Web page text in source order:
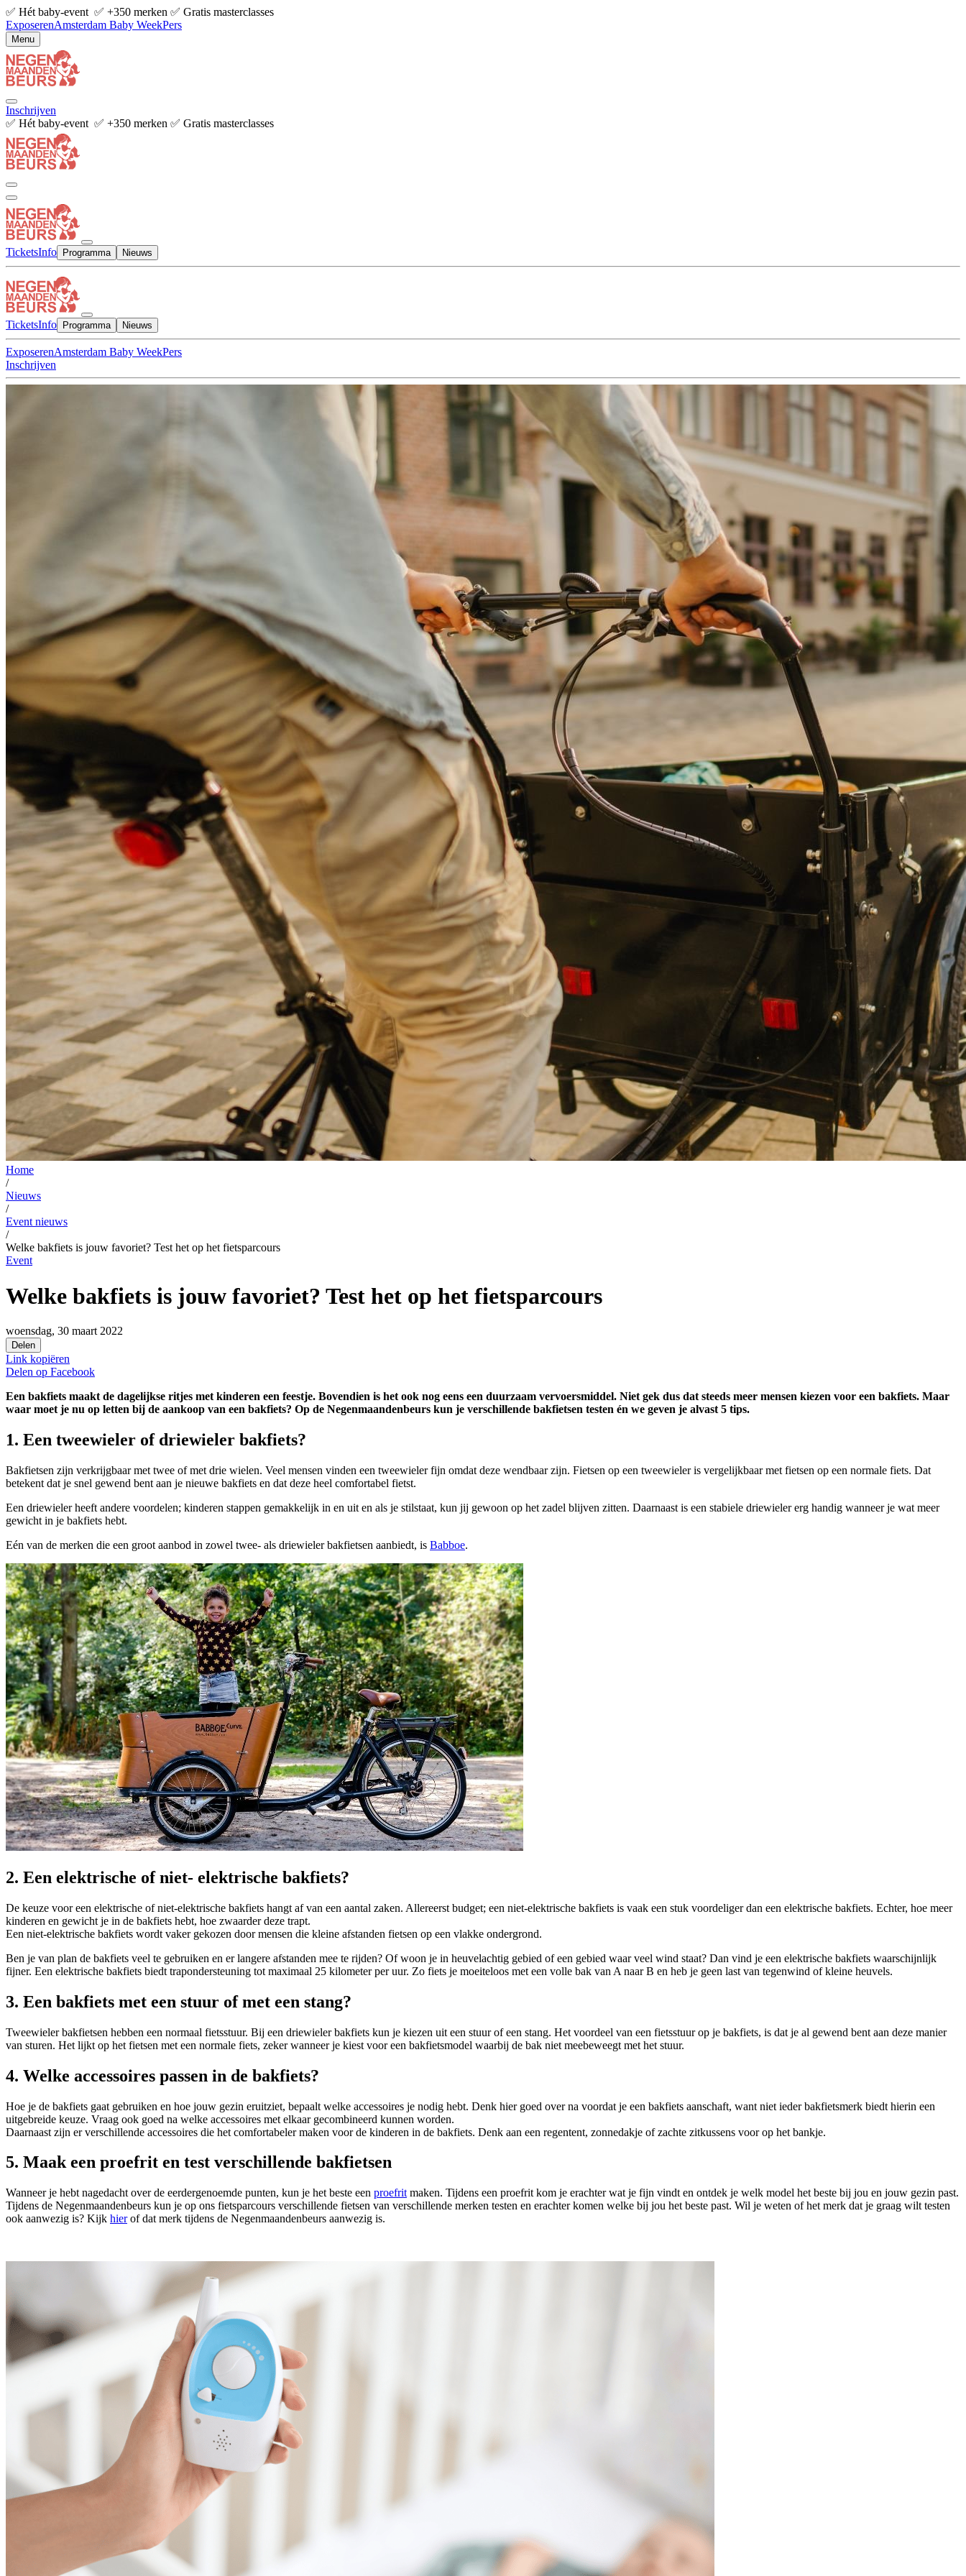
✅ Hét baby-event ✅ +350 merken ✅ Gratis masterclasses
ExposerenAmsterdam Baby WeekPers
Menu
Inschrijven
✅ Hét baby-event ✅ +350 merken ✅ Gratis masterclasses
TicketsInfo Programma Nieuws
TicketsInfo Programma Nieuws
ExposerenAmsterdam Baby WeekPers
Inschrijven
Home
/
Nieuws
/
Event nieuws
/
Welke bakfiets is jouw favoriet? Test het op het fietsparcours
Event
Welke bakfiets is jouw favoriet? Test het op het fietsparcours
woensdag, 30 maart 2022
Delen
Link kopiëren
Delen op Facebook
Een bakfiets maakt de dagelijkse ritjes met kinderen een feestje. Bovendien is het ook nog eens een duurzaam vervoersmiddel. Niet gek dus dat steeds meer mensen kiezen voor een bakfiets. Maar
waar moet je nu op letten bij de aankoop van een bakfiets? Op de Negenmaandenbeurs kun je verschillende bakfietsen testen én we geven je alvast 5 tips.
1. Een tweewieler of driewieler bakfiets?
Bakfietsen zijn verkrijgbaar met twee of met drie wielen. Veel mensen vinden een tweewieler fijn omdat deze wendbaar zijn. Fietsen op een tweewieler is vergelijkbaar met fietsen op een normale fiets. Dat
betekent dat je snel gewend bent aan je nieuwe bakfiets en dat deze heel comfortabel fietst.
Een driewieler heeft andere voordelen; kinderen stappen gemakkelijk in en uit en als je stilstaat, kun jij gewoon op het zadel blijven zitten. Daarnaast is een stabiele driewieler erg handig wanneer je wat meer
gewicht in je bakfiets hebt.
Eén van de merken die een groot aanbod in zowel twee- als driewieler bakfietsen aanbiedt, is Babboe.
2. Een elektrische of niet- elektrische bakfiets?
De keuze voor een elektrische of niet-elektrische bakfiets hangt af van een aantal zaken. Allereerst budget; een niet-elektrische bakfiets is vaak een stuk voordeliger dan een elektrische bakfiets. Echter, hoe meer
kinderen en gewicht je in de bakfiets hebt, hoe zwaarder deze trapt.
Een niet-elektrische bakfiets wordt vaker gekozen door mensen die kleine afstanden fietsen op een vlakke ondergrond.
Ben je van plan de bakfiets veel te gebruiken en er langere afstanden mee te rijden? Of woon je in heuvelachtig gebied of een gebied waar veel wind staat? Dan vind je een elektrische bakfiets waarschijnlijk
fijner. Een elektrische bakfiets biedt trapondersteuning tot maximaal 25 kilometer per uur. Zo fiets je moeiteloos met een volle bak van A naar B en heb je geen last van tegenwind of kleine heuvels.
3. Een bakfiets met een stuur of met een stang?
Tweewieler bakfietsen hebben een normaal fietsstuur. Bij een driewieler bakfiets kun je kiezen uit een stuur of een stang. Het voordeel van een fietsstuur op je bakfiets, is dat je al gewend bent aan deze manier
van sturen. Het lijkt op het fietsen met een normale fiets, zeker wanneer je kiest voor een bakfietsmodel waarbij de bak niet meebeweegt met het stuur.
4. Welke accessoires passen in de bakfiets?
Hoe je de bakfiets gaat gebruiken en hoe jouw gezin eruitziet, bepaalt welke accessoires je nodig hebt. Denk hier goed over na voordat je een bakfiets aanschaft, want niet ieder bakfietsmerk biedt hierin een
uitgebreide keuze. Vraag ook goed na welke accessoires met elkaar gecombineerd kunnen worden.
Daarnaast zijn er verschillende accessoires die het comfortabeler maken voor de kinderen in de bakfiets. Denk aan een regentent, zonnedakje of zachte zitkussens voor op het bankje.
5. Maak een proefrit en test verschillende bakfietsen
Wanneer je hebt nagedacht over de eerdergenoemde punten, kun je het beste een proefrit maken. Tijdens een proefrit kom je erachter wat je fijn vindt en ontdek je welk model het beste bij jou en jouw gezin past.
Tijdens de Negenmaandenbeurs kun je op ons fietsparcours verschillende fietsen van verschillende merken testen en erachter komen welke bij jou het beste past. Wil je weten of het merk dat je graag wilt testen
ook aanwezig is? Kijk hierof dat merk tijdens de Negenmaandenbeurs aanwezig is.